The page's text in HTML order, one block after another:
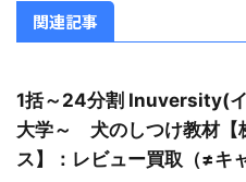
関連記事
1括～24分割 Inuversity(
大学～ 犬のしつけ教材【
ス】：レビュー買取（≠キ